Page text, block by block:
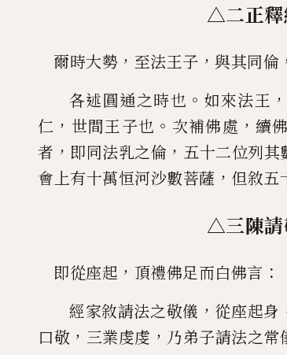
△二正釋
爾時大勢 ， 至法王子 ， 與其同倫
各述圓通之時也 。 如來法王 ，
仁 ， 世間王子也 。 次補佛處 ， 續
者 ， 即同法乳之倫 ， 五十二位列其
會上有十萬恒河沙數菩薩 ， 但敘五
△三陳請
即從座起 ， 頂禮佛足而白佛言 ：
經家敘請法之敬儀 ， 從座起身
口敬 ， 三業虔虔 ， 乃弟子請法之常